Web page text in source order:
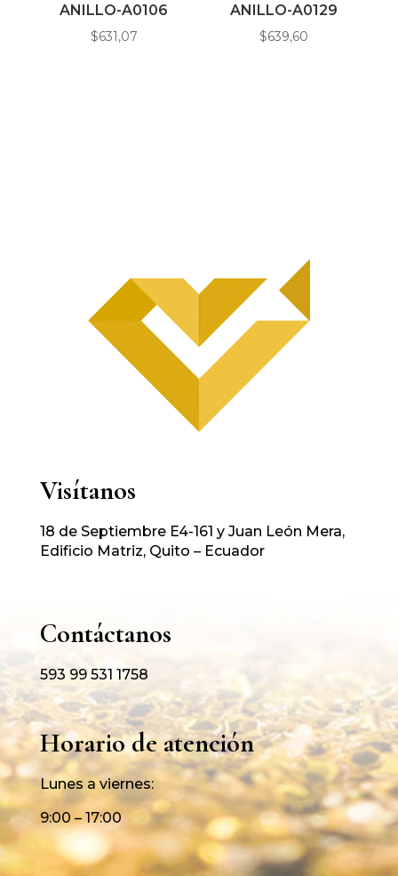
ANILLO-A0106
$631,07
ANILLO-A0129
$639,60
Visítanos
18 de Septiembre E4-161 y Juan León Mera,
Edificio Matriz, Quito – Ecuador
Contáctanos
593 99 531 1758
Horario de atención
Lunes a viernes:
9:00 – 17:00